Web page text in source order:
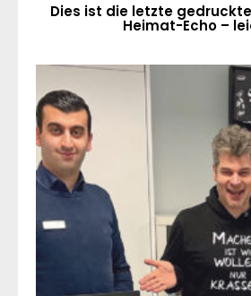
Dies ist die letzte
Heimat-Echo –